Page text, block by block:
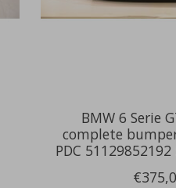
BMW 6 Serie
complete
PDC